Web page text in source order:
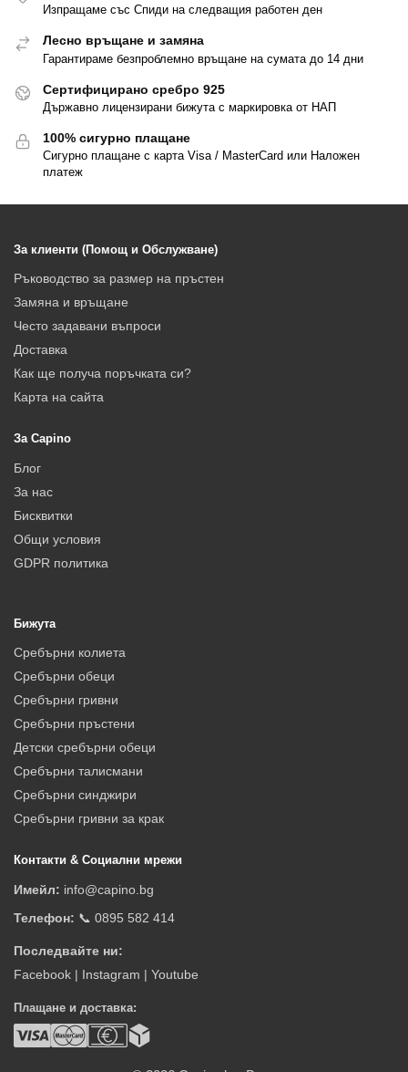
Изпращаме със Спиди на следващия работен ден
Лесно връщане и замяна
Гарантираме безпроблемно връщане на сумата до 14 дни
Сертифицирано сребро 925
Държавно лицензирани бижута с маркировка от НАП
100% сигурно плащане
Сигурно плащане с карта Visa / MasterCard или Наложен
платеж
За клиенти (Помощ и Обслужване)
Ръководство за размер на пръстен
Замяна и връщане
Често задавани въпроси
Доставка
Как ще получа поръчката си?
Карта на сайта
За Capino
Блог
За нас
Бисквитки
Общи условия
GDPR политика
Бижута
Сребърни колиета
Сребърни обеци
Сребърни гривни
Сребърни пръстени
Детски сребърни обеци
Сребърни талисмани
Сребърни синджири
Сребърни гривни за крак
Контакти & Социални мрежи
Имейл: info@capino.bg
Телефон: 📞 0895 582 414
Последвайте ни:
Facebook | Instagram | Youtube
Плащане и доставка: